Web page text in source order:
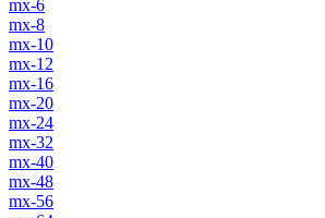
mx-6
mx-8
mx-10
mx-12
mx-16
mx-20
mx-24
mx-32
mx-40
mx-48
mx-56